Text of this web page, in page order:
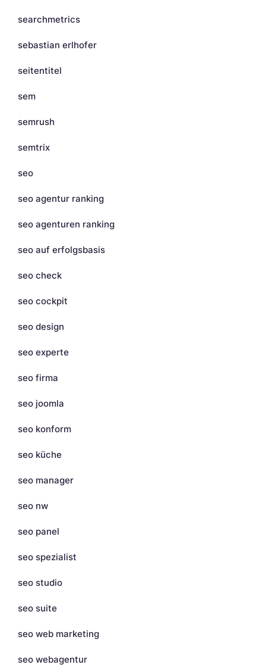
searchmetrics
sebastian erlhofer
seitentitel
sem
semrush
semtrix
seo
seo agentur ranking
seo agenturen ranking
seo auf erfolgsbasis
seo check
seo cockpit
seo design
seo experte
seo firma
seo joomla
seo konform
seo küche
seo manager
seo nw
seo panel
seo spezialist
seo studio
seo suite
seo web marketing
seo webagentur